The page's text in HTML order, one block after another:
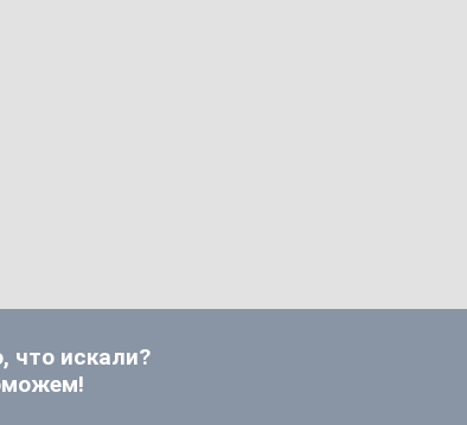
что искали?